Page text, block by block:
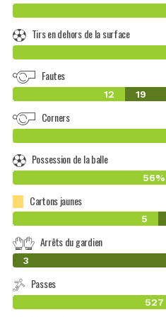
Tirs en dehors de la surface
Fautes
12 19
Corners
Possession de la balle
56%
Cartons jaunes
5
Arrêts du gardien
0
3
Passes
527